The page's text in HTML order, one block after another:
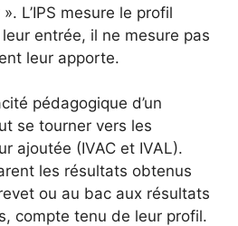
L’IPS mesure le profil
entrée, il ne mesure pas
leur apporte.
pédagogique d’un
se tourner vers les
ajoutée (IVAC et IVAL).
les résultats obtenus
ou au bac aux résultats
compte tenu de leur profil.